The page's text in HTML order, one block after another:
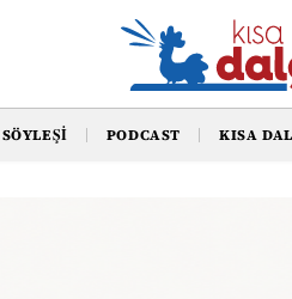
SÖYLEŞI PODCAST KISA